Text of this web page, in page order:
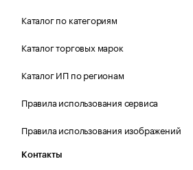
Каталог по категориям
Каталог торговых марок
Каталог ИП по регионам
Правила использования сервиса
Правила использования изображений
Контакты